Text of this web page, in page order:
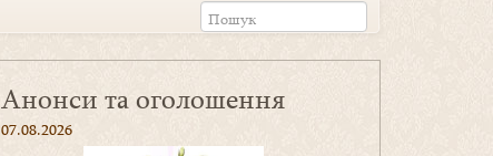
Анонси та оголошення
07.08.2026